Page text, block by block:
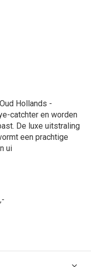
Hollands -
catchter en worden
De luxe uitstraling
een prachtige
ui